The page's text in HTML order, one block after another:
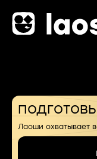
Лаоши охватывает